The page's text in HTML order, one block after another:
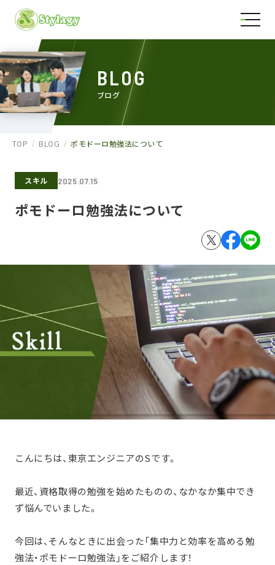
BLOG
ブログ
TOP BLOG ポモドーロ勉強法について
スキル 2025.07.15
ポモドーロ勉強法について
こんにちは、東京エンジニアのSです。
最近、資格取得の勉強を始めたものの、なかなか集中でき
ず悩んでいました。
今回は、そんなときに出会った「集中力と効率を高める勉
強法・ポモドーロ勉強法」をご紹介します！